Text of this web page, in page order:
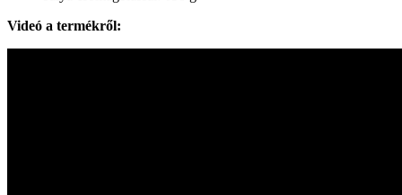
Videó a termékről: